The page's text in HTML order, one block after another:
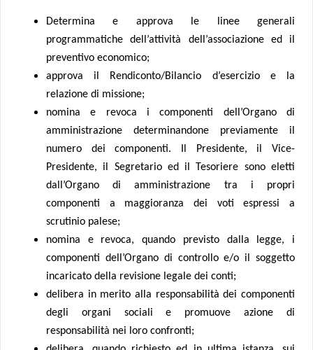
Determina e approva le linee generali
programmatiche dell’attività dell’associazione ed il
preventivo economico;
approva il Rendiconto/Bilancio d’esercizio e la
relazione di missione;
nomina e revoca i componenti dell’Organo di
amministrazione determinandone previamente il
numero dei componenti. Il Presidente, il Vice-
Presidente, il Segretario ed il Tesoriere sono eletti
dall’Organo di amministrazione tra i propri
componenti a maggioranza dei voti espressi a
scrutinio palese;
nomina e revoca, quando previsto dalla legge, i
componenti dell’Organo di controllo e/o il soggetto
incaricato della revisione legale dei conti;
delibera in merito alla responsabilità dei componenti
degli organi sociali e promuove azione di
responsabilità nei loro confronti;